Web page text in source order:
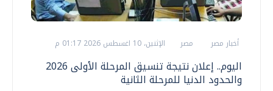
أخبار مصر مصر الإثنين، 10 اغسطس 2026 01:17 م
اليوم.. إعلان نتيجة تنسيق المرحلة الأولى 2026
والحدود الدنيا للمرحلة الثانية